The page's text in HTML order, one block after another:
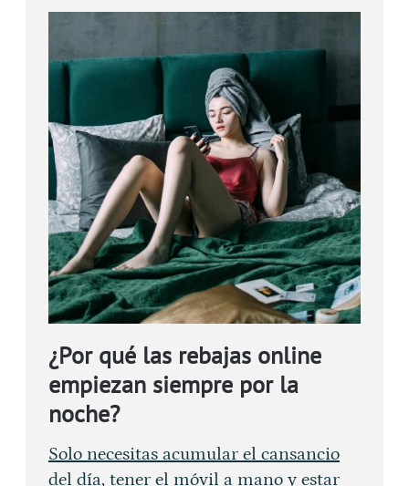
¿Por qué las rebajas online
empiezan siempre por la
noche?
Solo necesitas acumular el cansancio
del día, tener el móvil a mano y estar